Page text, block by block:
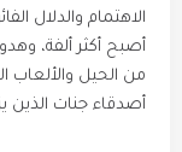
الاهتمام والدلال
أصبح أكثر ألفة،
من الحيل والألعاب
أصدقاء جنات الذين